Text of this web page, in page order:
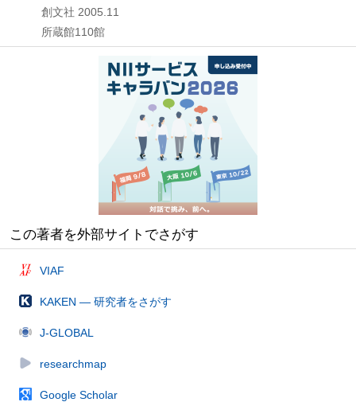
創文社 2005.11
所蔵館110館
この著者を外部サイトでさがす
VIAF
KAKEN — 研究者をさがす
J-GLOBAL
researchmap
Google Scholar